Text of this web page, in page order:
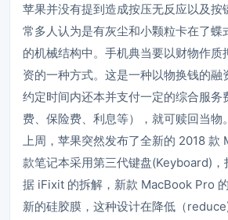
苹果并没有提到造成按压无反应以及按
常多人认为是有灰尘和小颗粒卡在了
的机械结构中。 手机典当要以财物作质
资的一种方式。这是一种以物换钱的融
约定时间内还本并支付一定的综合服务
费、保险费、利息等），就可赎回当物。
上周，苹果突然发布了全新的 2018 款
款笔记本采用第三代键盘(Keyboard)，
据 iFixit 的拆解，新款 MacBook Pro
新的硅胶膜，这种设计在降低（